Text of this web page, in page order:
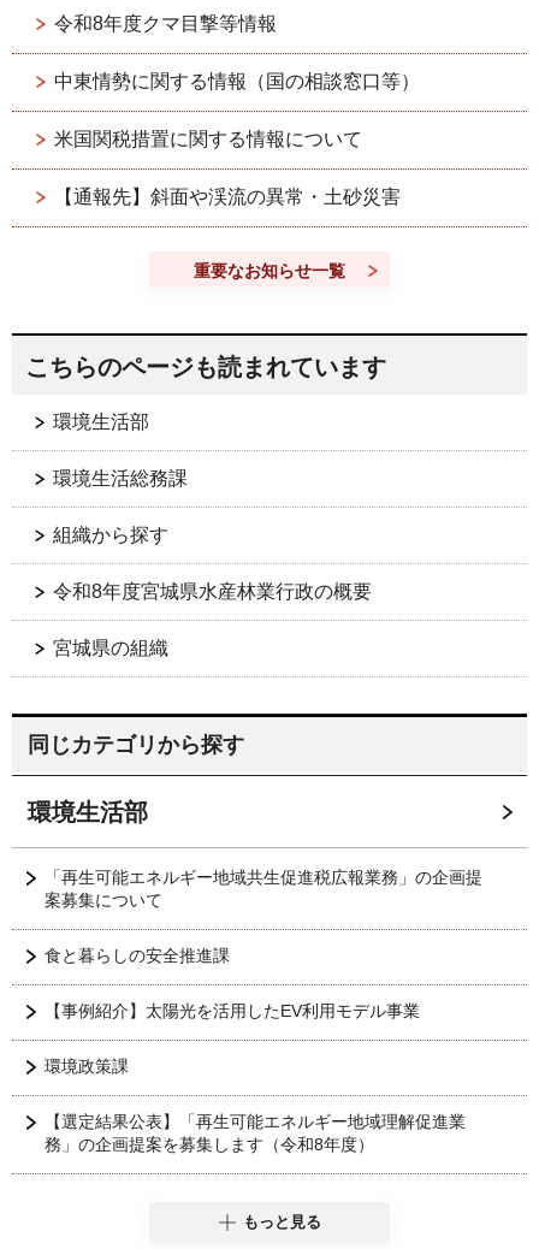
令和8年度クマ目撃等情報
中東情勢に関する情報（国の相談窓口等）
米国関税措置に関する情報について
【通報先】斜面や渓流の異常・土砂災害
重要なお知らせ一覧
こちらのページも読まれています
環境生活部
環境生活総務課
組織から探す
令和8年度宮城県水産林業行政の概要
宮城県の組織
同じカテゴリから探す
環境生活部
「再生可能エネルギー地域共生促進税広報業務」の企画提
案募集について
食と暮らしの安全推進課
【事例紹介】太陽光を活用したEV利用モデル事業
環境政策課
【選定結果公表】「再生可能エネルギー地域理解促進業
務」の企画提案を募集します（令和8年度）
もっと見る